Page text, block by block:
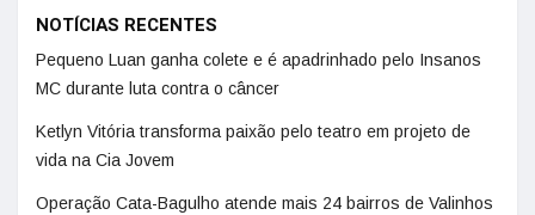
NOTÍCIAS RECENTES
Pequeno Luan ganha colete e é apadrinhado pelo Insanos
MC durante luta contra o câncer
Ketlyn Vitória transforma paixão pelo teatro em projeto de
vida na Cia Jovem
Operação Cata-Bagulho atende mais 24 bairros de Valinhos